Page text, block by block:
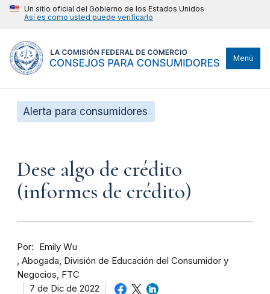
Un sitio oficial del Gobierno de los Estados Unidos
Así es como usted puede verificarlo
Menú
Alerta para consumidores
Dese algo de crédito
(informes de crédito)
Por
Emily Wu
Abogada, División de Educación del Consumidor y
Negocios, FTC
7 de Dic de 2022